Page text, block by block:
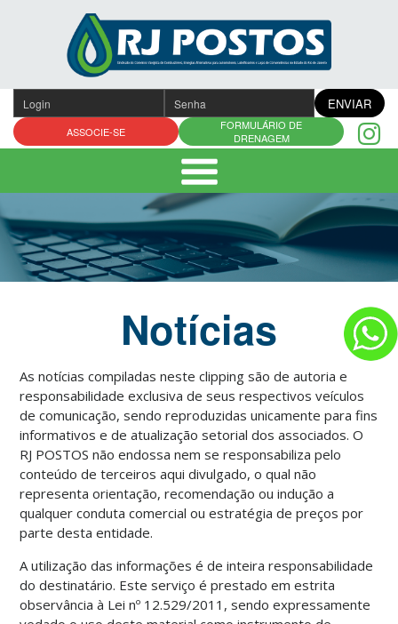
conteúdo
ENVIAR
ASSOCIE-SE
FORMULÁRIO DE
DRENAGEM
Notícias
As notícias compiladas neste clipping são de autoria e
responsabilidade exclusiva de seus respectivos veículos
de comunicação, sendo reproduzidas unicamente para fins
informativos e de atualização setorial dos associados. O
RJ POSTOS não endossa nem se responsabiliza pelo
conteúdo de terceiros aqui divulgado, o qual não
representa orientação, recomendação ou indução a
qualquer conduta comercial ou estratégia de preços por
parte desta entidade.
A utilização das informações é de inteira responsabilidade
do destinatário. Este serviço é prestado em estrita
observância à Lei nº 12.529/2011, sendo expressamente